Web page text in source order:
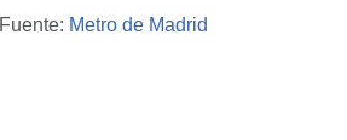
Fuente: Metro de Madrid